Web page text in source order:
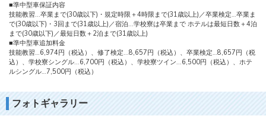
■準中型車保証内容
技能教習...卒業まで(30歳以下)・規定時限＋4時限まで(31歳以上)／卒業検定…卒業ま
で(30歳以下)・3回まで(31歳以上)／宿泊...学校寮は卒業まで ホテルは最短日数＋4泊
まで(30歳以下)／最短日数＋2泊まで(31歳以上)
■準中型車追加料金
技能教習…6,974円（税込）、修了検定...8,657円（税込）、卒業検定…8,657円（税
込）、学校寮シングル...6,700円（税込）、学校寮ツイン...6,500円（税込）、ホテ
ルシングル…7,500円（税込）
フォトギャラリー